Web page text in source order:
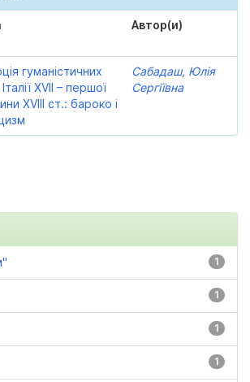
Автор(и)
гуманістичних
XVII – першої
XVIII ст.: бароко і
Сабадаш, Юлія
Сергіївна
1
1
1
1